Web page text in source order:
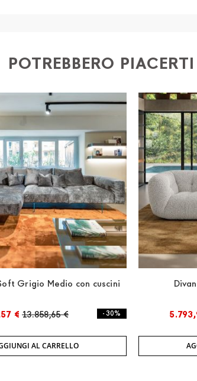
POTREBBERO
Grigio Medio con cuscini
€ 13.858,65 € - 30%
AL CARRELLO